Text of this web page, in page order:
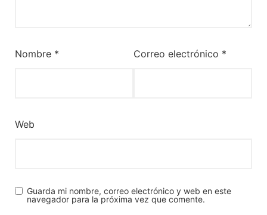
Nombre * Correo electrónico *
Web
Guarda mi nombre, correo electrónico y web en este
navegador para la próxima vez que comente.